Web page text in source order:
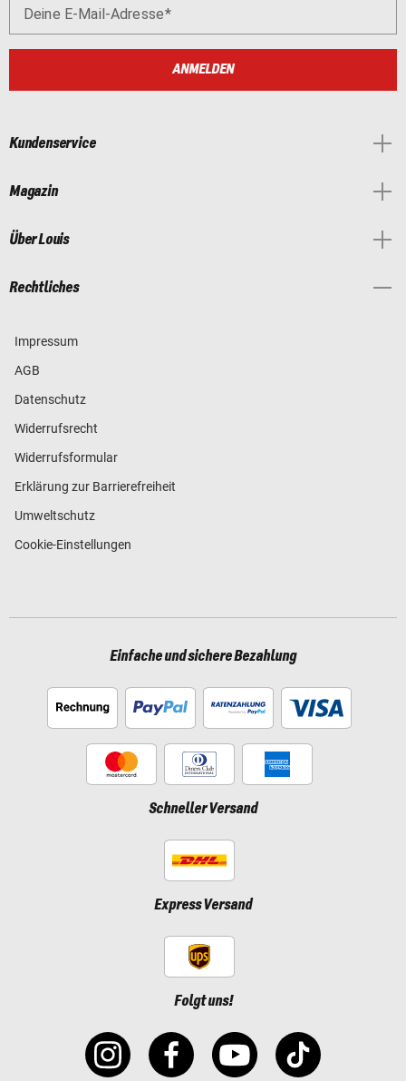
Deine E-Mail-Adresse
ANMELDEN
Kundenservice
Magazin
Über Louis
Rechtliches
Impressum
AGB
Datenschutz
Widerrufsrecht
Widerrufsformular
Erklärung zur Barrierefreiheit
Umweltschutz
Cookie-Einstellungen
Einfache und sichere Bezahlung
Schneller Versand
Express Versand
Folgt uns!